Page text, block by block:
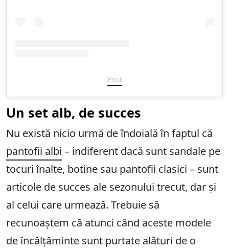
Post
Un set alb, de succes
Nu există nicio urmă de îndoială în faptul că
pantofii albi – indiferent dacă sunt sandale pe
tocuri înalte, botine sau pantofii clasici – sunt
articole de succes ale sezonului trecut, dar și
al celui care urmează. Trebuie să
recunoaștem că atunci când aceste modele
de încălțăminte sunt purtate alături de o